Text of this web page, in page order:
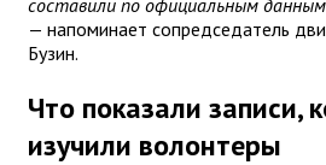
— напоминает сопредседатель
Бузин.
Что показали записи,
изучили волонтеры